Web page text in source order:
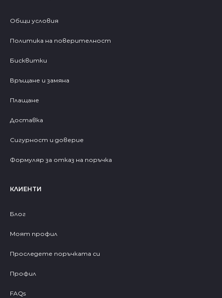
Общи условия
Политика на поверителност
Бисквитки
Връщане и замяна
Плащане
Доставка
Сигурност и доверие
Формуляр за отказ на поръчка
КЛИЕНТИ
Блог
Моят профил
Проследете поръчката си
Профил
FAQs